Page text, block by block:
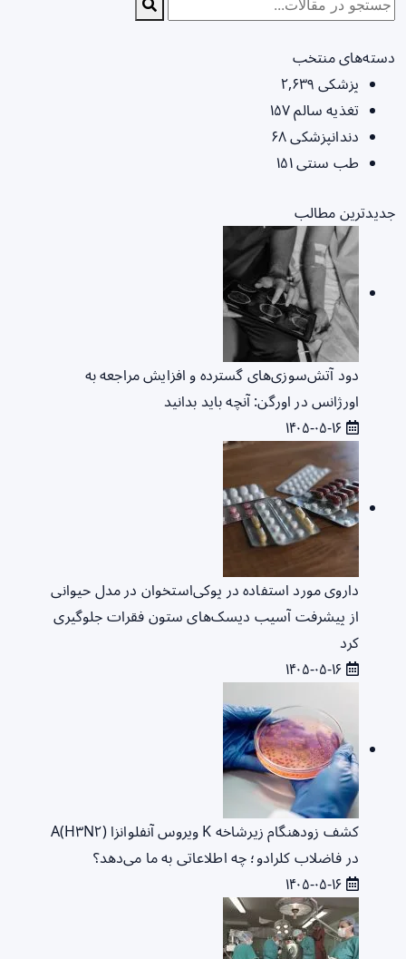
دسته‌های منتخب
پزشکی ۲,۶۳۹
تغذیه سالم۱۵۷
دندانپزشکی۶۸
طب سنتی۱۵۱
جدیدترین مطالب
دود آتش‌سوزی‌های گسترده و افزایش مراجعه به
اورژانس در اورگن: آنچه باید بدانید
داروی مورد استفاده در پوکی‌استخوان در مدل حیوانی
از پیشرفت آسیب دیسک‌های ستون فقرات جلوگیری
کرد
کشف زودهنگام زیرشاخه K ویروس آنفلوانزا A(H۳N۲)
در فاضلاب کلرادو؛ چه اطلاعاتی به ما می‌دهد؟